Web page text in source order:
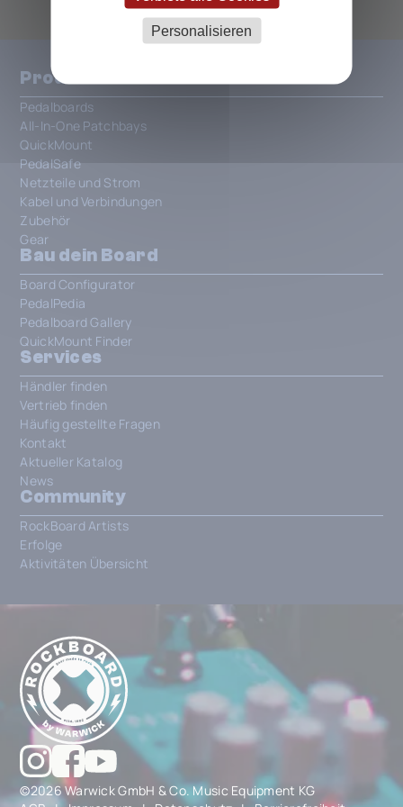
Personalisieren
Produkte
Pedalboards
All-In-One Patchbays
QuickMount
PedalSafe
Netzteile und Strom
Kabel und Verbindungen
Zubehör
Gear
Bau dein Board
Board Configurator
PedalPedia
Pedalboard Gallery
QuickMount Finder
Services
Händler finden
Vertrieb finden
Häufig gestellte Fragen
Kontakt
Aktueller Katalog
News
Community
RockBoard Artists
Erfolge
Aktivitäten Übersicht
©2026 Warwick GmbH & Co. Music Equipment KG